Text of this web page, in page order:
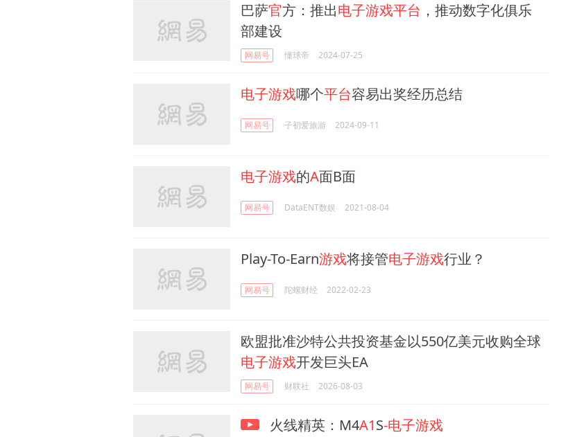
巴萨官方：推出电子游戏平台 ，推动数字化俱乐
部建设
网易号 懂球帝 2024-07-25
电子游戏哪个平台容易出奖经历总结
网易号 子初爱旅游 2024-09-11
电子游戏的A面B面
网易号 DataENT数娱 2021-08-04
Play-To-Earn游戏将接管电子游戏行业？
网易号 陀螺财经 2022-02-23
欧盟批准沙特公共投资基金以550亿美元收购全球
电子游戏开发巨头EA
网易号 财联社 2026-08-03
火线精英：M4A1S-电子游戏